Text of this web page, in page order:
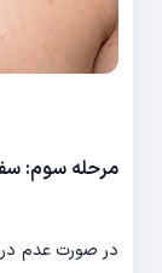
مرحله سوم:
در صورت عدم